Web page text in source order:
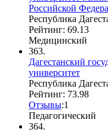
Российской
Республика
Рейтинг: 69.13
Медицинский
363.
Дагестанский
университет
Республика
Рейтинг: 73.98
Отзывы:1
Педагогический
364.